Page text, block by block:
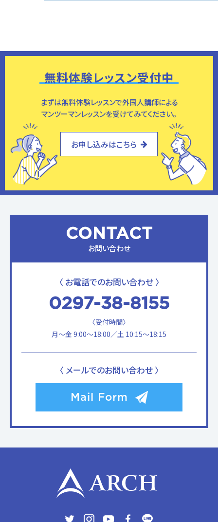
無料体験レッスン受付中
まずは無料体験レッスンで外国人講師による
マンツーマンレッスンを受けてみてください。
お申し込みはこちら
CONTACT
お問い合わせ
〈 お電話でのお問い合わせ 〉
0297-38-8155
〈受付時間〉
月〜金 9:00〜18:00／土 10:15〜18:15
〈 メールでのお問い合わせ 〉
Mail Form